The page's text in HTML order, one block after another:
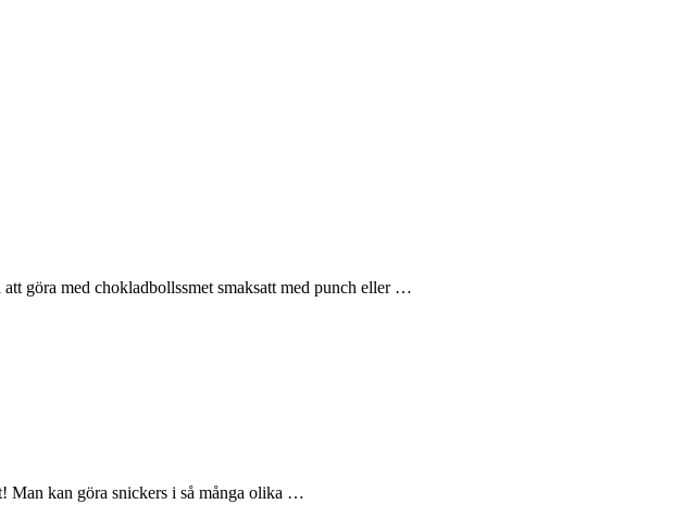
göra med chokladbollssmet smaksatt med punch eller …
Man kan göra snickers i så många olika …